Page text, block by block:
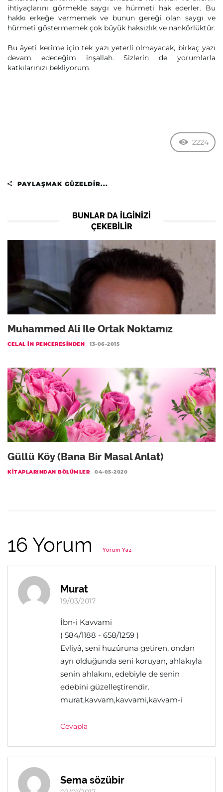
ihtiyaçlarını görmekle saygı ve hürmeti hak ederler. Bu
hakkı erkeğe vermemek ve bunun gereği olan saygı ve
hürmeti göstermemek çok büyük haksızlık ve nankörlüktür.
Bu âyeti kerîme için tek yazı yeterli olmayacak, birkaç yazı
devam edeceğim inşallah. Sizlerin de yorumlarla
katkılarınızı bekliyorum.
2224
PAYLAŞMAK GÜZELDIR...
BUNLAR DA ILGINIZI
ÇEKEBILIR
Muhammed Ali Ile Ortak Noktamız
CELAL IN PENCERESINDEN 13-06-2015
Güllü Köy (Bana Bir Masal Anlat)
KITAPLARINDAN BÖLÜMLER 04-05-2020
16 Yorum Yorum Yaz
Murat
19/03/2017
İbn-i Kavvami
( 584/1188 - 658/1259 )
Evliyâ, seni huzûruna getiren, ondan
ayrı olduğunda seni koruyan, ahlakıyla
senin ahlakını, edebiyle de senin
edebini güzelleştirendir.
murat,kavvam,kavvami,kavvam-i
Cevapla
Sema sözübir